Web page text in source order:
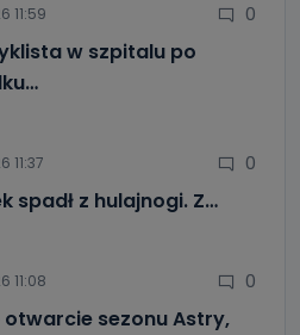
11:59 0
w szpitalu po
11:37 0
spadł z hulajnogi. Z…
11:08 0
otwarcie sezonu Astry,